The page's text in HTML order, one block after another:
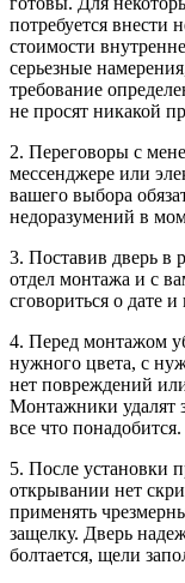
потребуется
стоимости
серьезные
требование
не просят никакой
2. Переговоры с
мессенджере или
вашего выбора
недоразумений в
3. Поставив дверь в
отдел монтажа и с
сговориться о дате
4. Перед монтажом
нужного цвета, с
нет повреждений
Монтажники удалят
все что понадобится.
5. После установки
открывании нет
применять
защелку. Дверь
болтается, щели